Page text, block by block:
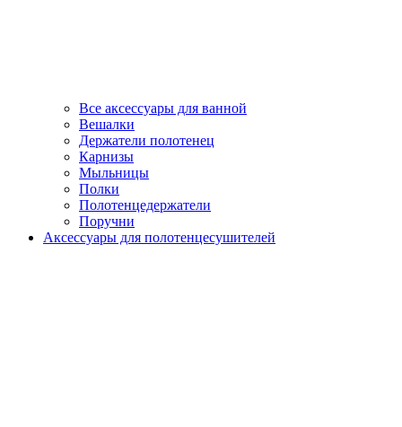
Все аксессуары для ванной
Вешалки
Держатели полотенец
Карнизы
Мыльницы
Полки
Полотенцедержатели
Поручни
Аксессуары для полотенцесушителей